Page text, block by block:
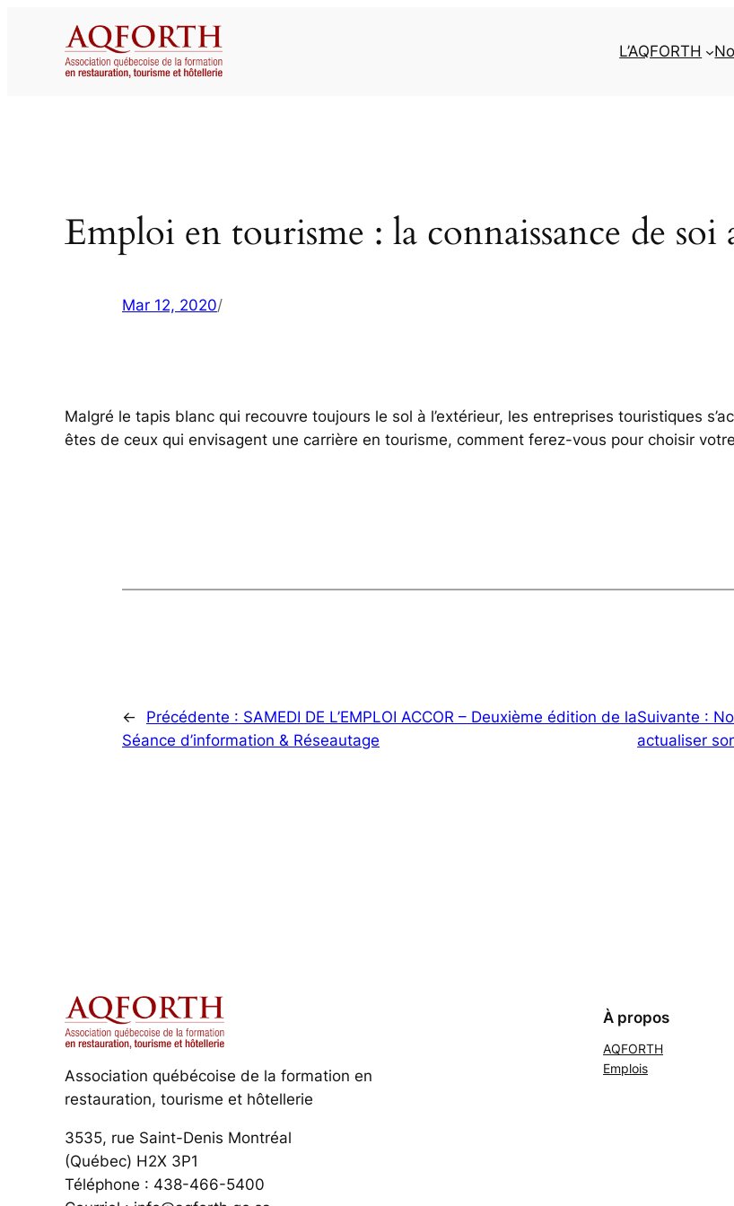
L’AQFORTH
Emploi en tourisme : la connaissance de
Mar 12, 2020/
Malgré le tapis blanc qui recouvre toujours le sol à l’extérieur, les entreprises touristiques
êtes de ceux qui envisagent une carrière en tourisme, comment ferez-vous pour choisir
← Précédente : SAMEDI DE L’EMPLOI ACCOR – Deuxième édition de la
Séance d’information & Réseautage
Suivante :
actualiser
Association québécoise de la formation en
restauration, tourisme et hôtellerie
3535, rue Saint-Denis Montréal
(Québec) H2X 3P1
Téléphone : 438-466-5400
À propos
AQFORTH
Emplois